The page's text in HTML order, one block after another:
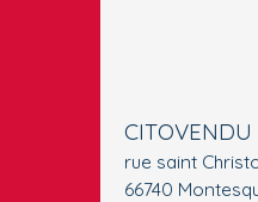
CITOVENDU
rue saint
66740